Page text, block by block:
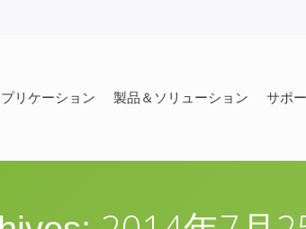
リケーション 製品＆ソリューション サポ